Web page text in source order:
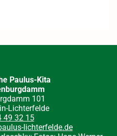
Paulus-Kita
101
Lichterfelde
49 32 15
lichterfelde.de